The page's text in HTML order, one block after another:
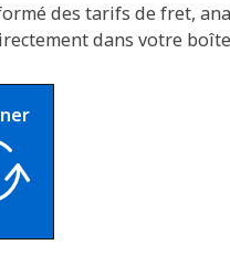
des tarifs de fret,
dans votre